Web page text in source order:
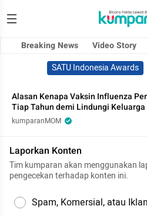
Breaking News Video Story
SATU Indonesia Awards
Alasan Kenapa Vaksin Influenza
Tiap Tahun demi Lindungi Keluarga
kumparanMOM
Laporkan Konten
Tim kumparan akan menggunakan
pengecekan terhadap konten ini.
Spam, Komersial, atau Iklan